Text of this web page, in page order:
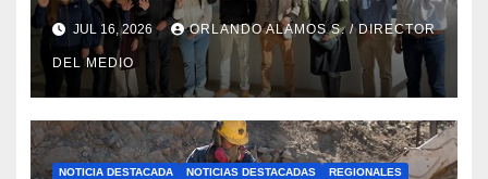
Concursable 2026 de Nueva
Atacama
JUL 16, 2026 ORLANDO ALAMOS S. / DIRECTOR
DEL MEDIO
NOTICIA DESTACADA NOTICIAS DESTACADAS REGIONALES